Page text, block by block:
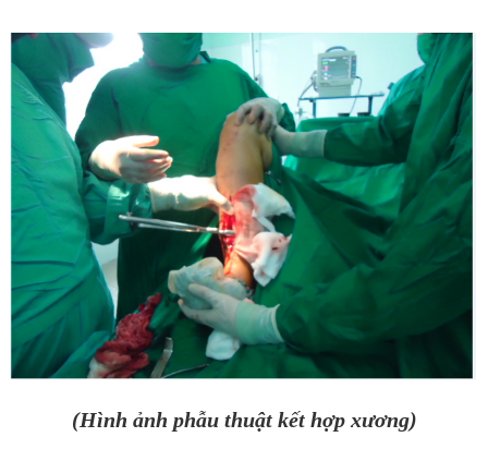
(Hình ảnh phẫu thuật kết hợp xương)